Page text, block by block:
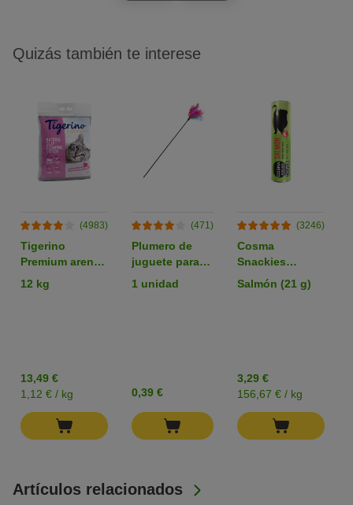
Artículos relacionados
Quizás también te interese
(4983)
Tigerino
Premium arena
aglomerante
con olor a talco
12 kg
13,49 €
1,12 € / kg
(471)
Plumero de
juguete para
gatos
1 unidad
0,39 €
(3246)
Cosma
Snackies
liofilizados
snacks para
Salmón (21 g)
3,29 €
156,67 € / kg